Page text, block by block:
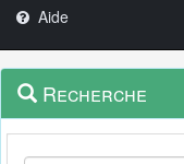
Aide
Navigation
outils
Menu
contextuel
Recherche